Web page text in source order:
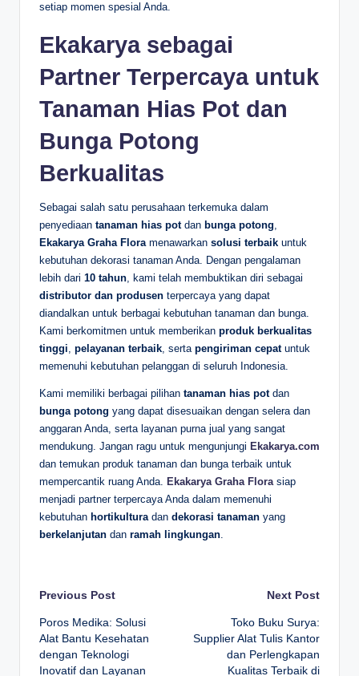
setiap momen spesial Anda.
Ekakarya sebagai
Partner Terpercaya untuk
Tanaman Hias Pot dan
Bunga Potong
Berkualitas
Sebagai salah satu perusahaan terkemuka dalam
penyediaan tanaman hias potdan bunga potong,
Ekakarya Graha Floramenawarkan solusi terbaik untuk
kebutuhan dekorasi tanaman Anda. Dengan pengalaman
lebih dari 10 tahun, kami telah membuktikan diri sebagai
distributor dan produsen terpercaya yang dapat
diandalkan untuk berbagai kebutuhan tanaman dan bunga.
Kami berkomitmen untuk memberikan produk berkualitas
tinggi, pelayanan terbaik, serta pengiriman cepatuntuk
memenuhi kebutuhan pelanggan di seluruh Indonesia.
Kami memiliki berbagai pilihan tanaman hias potdan
bunga potong yang dapat disesuaikan dengan selera dan
anggaran Anda, serta layanan purna jual yang sangat
mendukung. Jangan ragu untuk mengunjungi Ekakarya.com
dan temukan produk tanaman dan bunga terbaik untuk
mempercantik ruang Anda. Ekakarya Graha Florasiap
menjadi partner terpercaya Anda dalam memenuhi
kebutuhan hortikulturadan dekorasi tanaman yang
berkelanjutan dan ramah lingkungan.
Post
navigation
Previous Post
Poros Medika: Solusi
Alat Bantu Kesehatan
dengan Teknologi
Inovatif dan Layanan
Next Post
Toko Buku Surya:
Supplier Alat Tulis Kantor
dan Perlengkapan
Kualitas Terbaik di